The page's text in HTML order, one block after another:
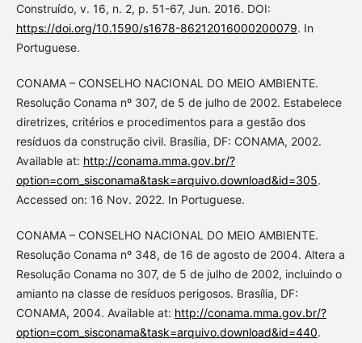
Construído, v. 16, n. 2, p. 51-67, Jun. 2016. DOI:
https://doi.org/10.1590/s1678-86212016000200079. In
Portuguese.
CONAMA – CONSELHO NACIONAL DO MEIO AMBIENTE.
Resolução Conama nº 307, de 5 de julho de 2002. Estabelece
diretrizes, critérios e procedimentos para a gestão dos
resíduos da construção civil. Brasília, DF: CONAMA, 2002.
Available at: http://conama.mma.gov.br/?
option=com_sisconama&task=arquivo.download&id=305.
Accessed on: 16 Nov. 2022. In Portuguese.
CONAMA – CONSELHO NACIONAL DO MEIO AMBIENTE.
Resolução Conama nº 348, de 16 de agosto de 2004. Altera a
Resolução Conama no 307, de 5 de julho de 2002, incluindo o
amianto na classe de resíduos perigosos. Brasília, DF:
CONAMA, 2004. Available at: http://conama.mma.gov.br/?
option=com_sisconama&task=arquivo.download&id=440.